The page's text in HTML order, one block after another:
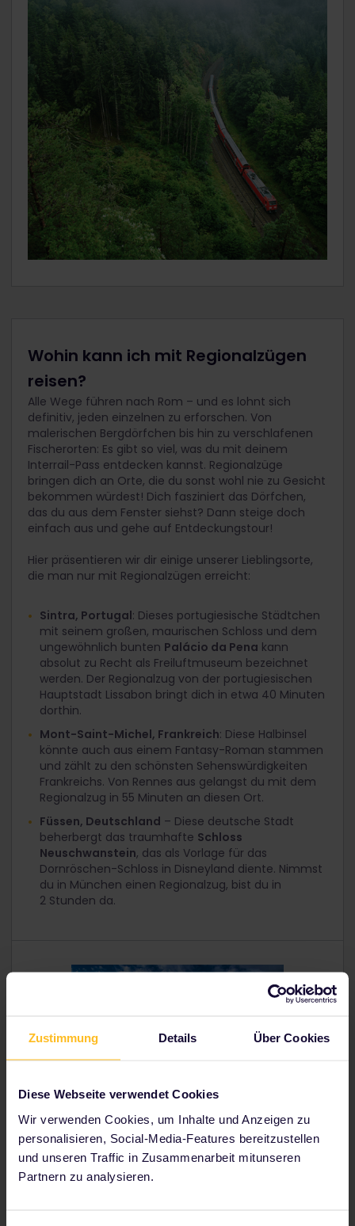
Zustimmung Details Über Cookies
Diese Webseite verwendet Cookies
Wir verwenden Cookies, um Inhalte und Anzeigen zu
personalisieren, Social-Media-Features bereitzustellen
und unseren Traffic in Zusammenarbeit mitunseren
Partnern zu analysieren.
Wohin kann ich mit Regionalzügen
reisen?
Alle Wege führen nach Rom – und es lohnt sich
definitiv, jeden einzelnen zu erforschen. Von
malerischen Bergdörfchen bis hin zu verschlafenen
Fischerorten: Es gibt so viel, was du mit deinem
Interrail-Pass entdecken kannst. Regionalzüge
bringen dich an Orte, die du sonst wohl nie zu Gesicht
bekommen würdest! Dich fasziniert das Dörfchen,
das du aus dem Fenster siehst? Dann steige doch
einfach aus und gehe auf Entdeckungstour!
Hier präsentieren wir dir einige unserer Lieblingsorte,
die man nur mit Regionalzügen erreicht:
Sintra, Portugal: Dieses portugiesische Städtchen
mit seinem großen, maurischen Schloss und dem
ungewöhnlich bunten Palácio da Pena kann
absolut zu Recht als Freiluftmuseum bezeichnet
werden. Der Regionalzug von der portugiesischen
Hauptstadt Lissabon bringt dich in etwa 40 Minuten
dorthin.
Mont-Saint-Michel, Frankreich: Diese Halbinsel
könnte auch aus einem Fantasy-Roman stammen
und zählt zu den schönsten Sehenswürdigkeiten
Frankreichs. Von Rennes aus gelangst du mit dem
Regionalzug in 55 Minuten an diesen Ort.
Füssen, Deutschland – Diese deutsche Stadt
beherbergt das traumhafte Schloss
Neuschwanstein, das als Vorlage für das
Dornröschen-Schloss in Disneyland diente. Nimmst
du in München einen Regionalzug, bist du in
2 Stunden da.